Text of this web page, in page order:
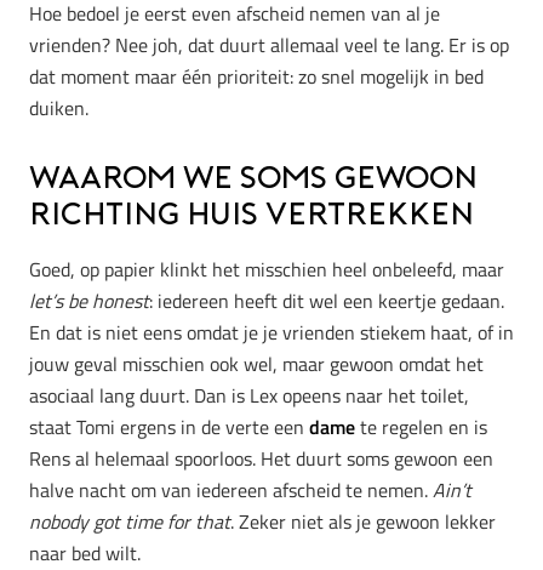
Hoe bedoel je eerst even afscheid nemen van al je
vrienden? Nee joh, dat duurt allemaal veel te lang. Er is op
dat moment maar één prioriteit: zo snel mogelijk in bed
duiken.
Waarom we soms gewoon
richting huis vertrekken
Goed, op papier klinkt het misschien heel onbeleefd, maar
let’s be honest: iedereen heeft dit wel een keertje gedaan.
En dat is niet eens omdat je je vrienden stiekem haat, of in
jouw geval misschien ook wel, maar gewoon omdat het
asociaal lang duurt. Dan is Lex opeens naar het toilet,
staat Tomi ergens in de verte een damete regelen en is
Rens al helemaal spoorloos. Het duurt soms gewoon een
halve nacht om van iedereen afscheid te nemen.Ain’t
nobody got time for that. Zeker niet als je gewoon lekker
naar bed wilt.